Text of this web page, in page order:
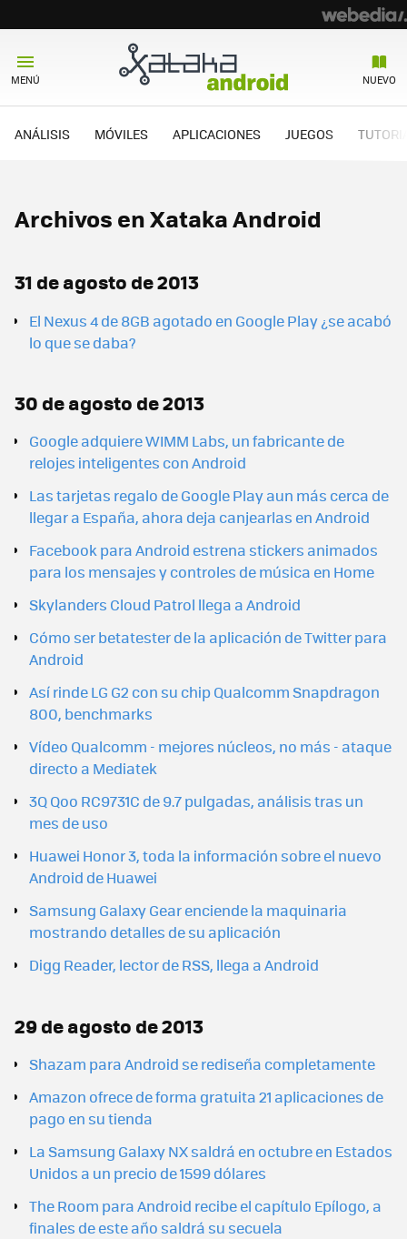
MENÚ NUEVO
ANÁLISIS MÓVILES APLICACIONES JUEGOS
Archivos en Xataka Android
31 de agosto de 2013
El Nexus 4 de 8GB agotado en Google Play ¿se acabó
lo que se daba?
30 de agosto de 2013
Google adquiere WIMM Labs, un fabricante de
relojes inteligentes con Android
Las tarjetas regalo de Google Play aun más cerca de
llegar a España, ahora deja canjearlas en Android
Facebook para Android estrena stickers animados
para los mensajes y controles de música en Home
Skylanders Cloud Patrol llega a Android
Cómo ser betatester de la aplicación de Twitter para
Android
Así rinde LG G2 con su chip Qualcomm Snapdragon
800, benchmarks
Vídeo Qualcomm - mejores núcleos, no más - ataque
directo a Mediatek
3Q Qoo RC9731C de 9.7 pulgadas, análisis tras un
mes de uso
Huawei Honor 3, toda la información sobre el nuevo
Android de Huawei
Samsung Galaxy Gear enciende la maquinaria
mostrando detalles de su aplicación
Digg Reader, lector de RSS, llega a Android
29 de agosto de 2013
Shazam para Android se rediseña completamente
Amazon ofrece de forma gratuita 21 aplicaciones de
pago en su tienda
La Samsung Galaxy NX saldrá en octubre en Estados
Unidos a un precio de 1599 dólares
The Room para Android recibe el capítulo Epílogo, a
finales de este año saldrá su secuela